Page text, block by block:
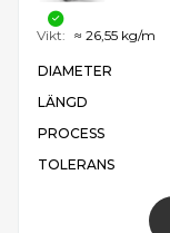
DIAMETER
LÄNGD
PROCESS
TOLERANS
Vikt: ≈ 26,55 kg/m